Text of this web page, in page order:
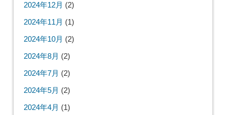
2024年12月 (2)
2024年11月 (1)
2024年10月 (2)
2024年8月 (2)
2024年7月 (2)
2024年5月 (2)
2024年4月 (1)